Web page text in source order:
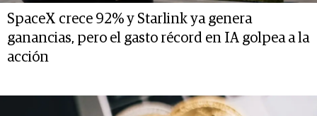
SpaceX crece 92% y Starlink ya genera
ganancias, pero el gasto récord en IA golpea a la
acción